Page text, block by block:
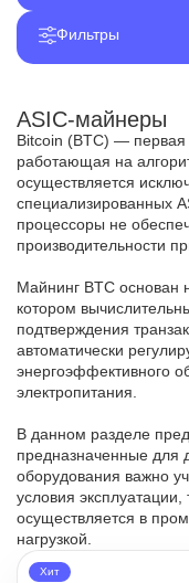
Фильтры
ASIC-майнеры
Bitcoin (BTC) — первая
работающая на
осуществляется
специализированных
процессоры не
производительности
Майнинг BTC основан
котором
подтверждения
автоматически
энергоэффективного
электропитания.
В данном разделе
предназначенные для
оборудования важно
условия эксплуатации,
осуществляется в
нагрузкой.
Хит